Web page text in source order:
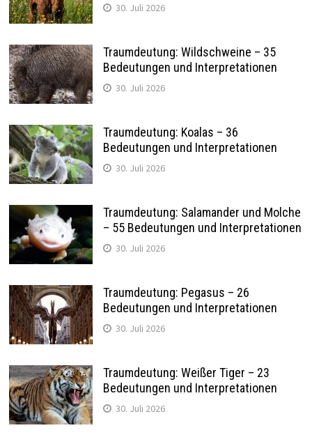
30. Juli 2026
Traumdeutung: Wildschweine – 35
Bedeutungen und Interpretationen
30. Juli 2026
Traumdeutung: Koalas – 36
Bedeutungen und Interpretationen
30. Juli 2026
Traumdeutung: Salamander und Molche
– 55 Bedeutungen und Interpretationen
30. Juli 2026
Traumdeutung: Pegasus – 26
Bedeutungen und Interpretationen
30. Juli 2026
Traumdeutung: Weißer Tiger – 23
Bedeutungen und Interpretationen
30. Juli 2026